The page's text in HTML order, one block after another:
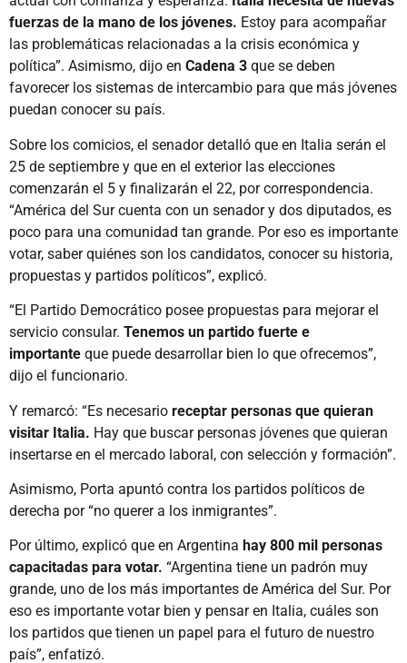
fuerzas de la mano de los jóvenes. Estoy para acompañar
las problemáticas relacionadas a la crisis económica y
política”. Asimismo, dijo en Cadena 3 que se deben
favorecer los sistemas de intercambio para que más jóvenes
puedan conocer su país.
Sobre los comicios, el senador detalló que en Italia serán el
25 de septiembre y que en el exterior las elecciones
comenzarán el 5 y finalizarán el 22, por correspondencia.
“América del Sur cuenta con un senador y dos diputados, es
poco para una comunidad tan grande. Por eso es importante
votar, saber quiénes son los candidatos, conocer su historia,
propuestas y partidos políticos”, explicó.
“El Partido Democrático posee propuestas para mejorar el
servicio consular. Tenemos un partido fuerte e
importante que puede desarrollar bien lo que ofrecemos”,
dijo el funcionario.
Y remarcó: “Es necesario receptar personas que quieran
visitar Italia. Hay que buscar personas jóvenes que quieran
insertarse en el mercado laboral, con selección y formación”.
Asimismo, Porta apuntó contra los partidos políticos de
derecha por “no querer a los inmigrantes”.
Por último, explicó que en Argentina hay 800 mil personas
capacitadas para votar. “Argentina tiene un padrón muy
grande, uno de los más importantes de América del Sur. Por
eso es importante votar bien y pensar en Italia, cuáles son
los partidos que tienen un papel para el futuro de nuestro
país”, enfatizó.